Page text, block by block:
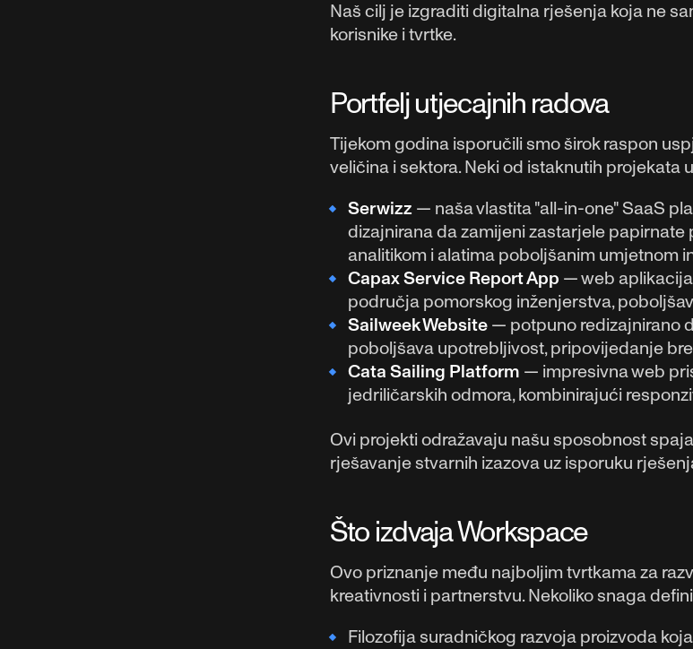
Naš cilj je izgraditi digitalna rješenja koja ne
korisnike i tvrtke.
Portfelj utjecajnih radova
Tijekom godina isporučili smo širok raspon
veličina i sektora. Neki od istaknutih projekata
Serwizz — naša vlastita "all-in-one" SaaS
dizajnirana da zamijeni zastarjele
analitikom i alatima poboljšanim umjetnom
Capax Service Report App — web aplikacija
područja pomorskog inženjerstva,
Sailweek Website — potpuno redizajnirano
poboljšava upotrebljivost, pripovijedanje
Cata Sailing Platform — impresivna web
jedriličarskih odmora, kombinirajući
Ovi projekti odražavaju našu sposobnost
rješavanje stvarnih izazova uz isporuku
Što izdvaja Workspace
Ovo priznanje među najboljim tvrtkama za
kreativnosti i partnerstvu. Nekoliko snaga
Filozofija suradničkog razvoja proizvoda